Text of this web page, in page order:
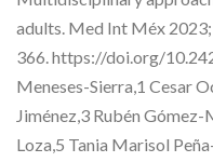
adults. Med Int Méx
366. https://doi.org/
Meneses-Sierra,1 Cesar
Jiménez,3 Rubén Gómez-
Loza,5 Tania Marisol